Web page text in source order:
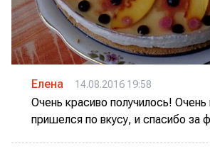
Елена 14.08.2016 19:58
Очень красиво получилось!
пришелся по вкусу, и спасибо за